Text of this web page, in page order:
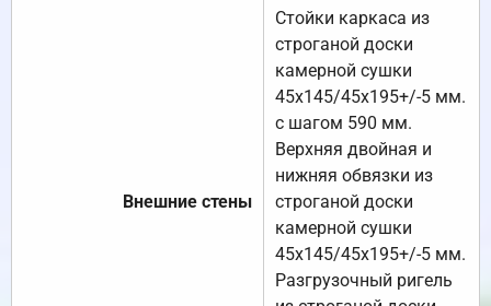
Внешние стены
Стойки каркаса из
строганой доски
камерной сушки
45х145/45х195+/-5 мм.
с шагом 590 мм.
Верхняя двойная и
нижняя обвязки из
строганой доски
камерной сушки
45х145/45х195+/-5 мм.
Разгрузочный ригель